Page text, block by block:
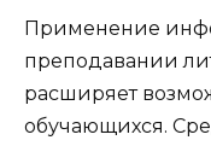
Применение
преподавании
расширяет
обучающихся.